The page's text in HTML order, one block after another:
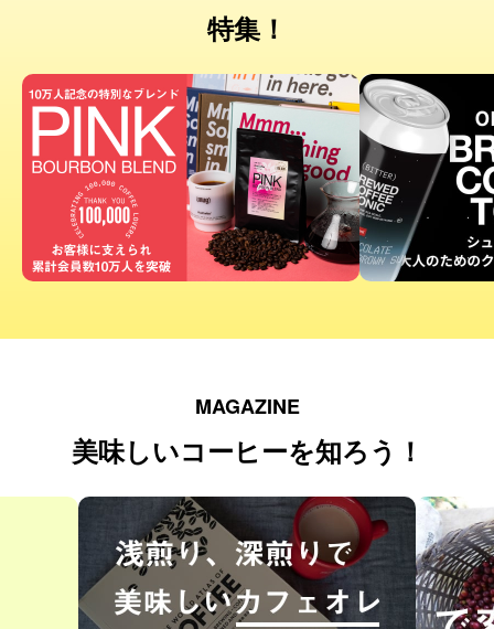
特集！
MAGAZINE
美味しいコーヒーを知ろう！